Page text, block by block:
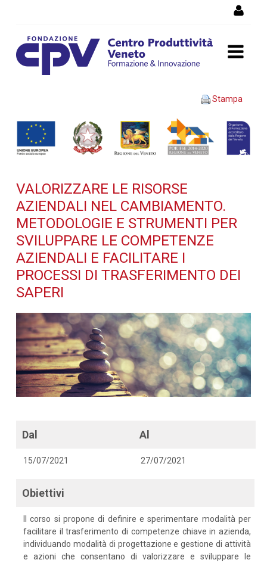
VALORIZZARE LE RISORSE
AZIENDALI NEL
CAMBIAMENTO.
per sviluppare le
competenze aziendali e
facilitare i processi di
trasferimento dei saperi -
Dettaglio corso di
formazione
Stampa
VALORIZZARE LE RISORSE
AZIENDALI NEL CAMBIAMENTO.
METODOLOGIE E STRUMENTI PER
SVILUPPARE LE COMPETENZE
AZIENDALI E FACILITARE I
PROCESSI DI TRASFERIMENTO DEI
SAPERI
Dal
15/07/2021
Al
27/07/2021
Obiettivi
Il corso si propone di definire e sperimentare modalità per
facilitare il trasferimento di competenze chiave in azienda,
individuando modalità di progettazione e gestione di attività
e azioni che consentano di valorizzare e sviluppare le